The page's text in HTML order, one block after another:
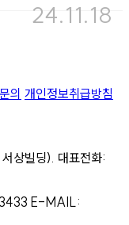
24.11.18
의 개인정보취급방침
상빌딩). 대표전화:
E-MAIL: